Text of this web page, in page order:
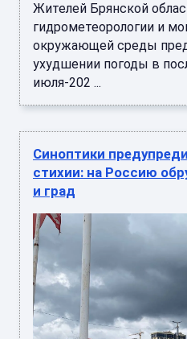
Жителей Брянской
гидрометеорологии и
окружающей среды
ухудшении погоды в
июля-202 ...
Синоптики
стихии: на Россию
и град